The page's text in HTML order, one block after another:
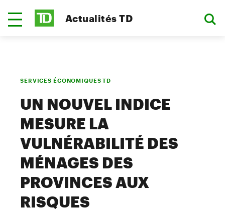
Actualités TD
SERVICES ÉCONOMIQUES TD
UN NOUVEL INDICE
MESURE LA
VULNÉRABILITÉ DES
MÉNAGES DES
PROVINCES AUX
RISQUES